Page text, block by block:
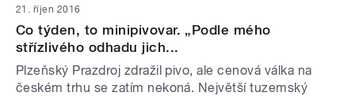
21. říjen 2016
Co týden, to minipivovar. „Podle mého
střízlivého odhadu jich...
Plzeňský Prazdroj zdražil pivo, ale cenová válka na
českém trhu se zatím nekoná. Největší tuzemský